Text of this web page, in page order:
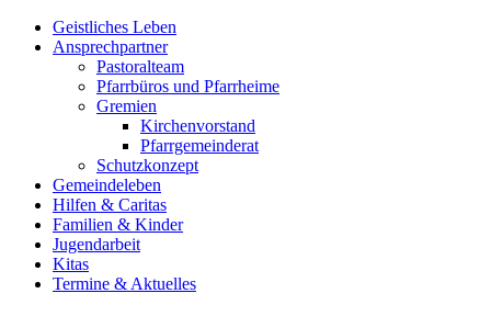
Geistliches Leben
Ansprech­partner
Pastoralteam
Pfarrbüros und Pfarrheime
Gremien
Kirchenvorstand
Pfarrgemeinderat
Schutzkonzept
Gemeinde­leben
Hilfen & Caritas
Familien & Kinder
Jugend­arbeit
Kitas
Termine & Aktuelles